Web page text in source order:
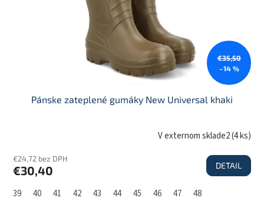
€35,50
–14 %
Pánske zateplené gumáky New Universal khaki
V externom sklade2(4 ks)
€24,72 bez DPH
€30,40 DETAIL
39 40 41 42 43 44 45 46 47 48